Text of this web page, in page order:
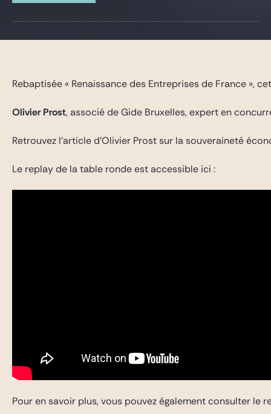
Rebaptisée « Renaissance des Entreprises de France »,
Olivier Prost, associé de Gide Bruxelles, expert en
Retrouvez l’article d’Olivier Prost sur la souveraineté
Le replay de la table ronde est accessible ici :
Pour en savoir plus, vous pouvez également consulter